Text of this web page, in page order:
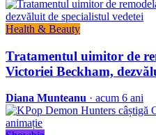
Health & Beauty
Tratamentul uimitor de
Victoriei Beckham,
Diana Munteanu · acum 6 ani